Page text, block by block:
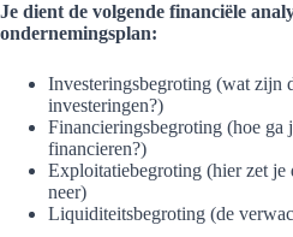
Je dient de volgende financiële
ondernemingsplan:
Investeringsbegroting (wat zijn
investeringen?)
Financieringsbegroting (hoe ga
financieren?)
Exploitatiebegroting (hier zet je
neer)
Liquiditeitsbegroting (de